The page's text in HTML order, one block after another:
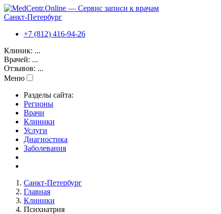
Санкт-Петербург
+7 (812) 416-94-26
Клиник: ...
Врачей: ...
Отзывов: ...
Меню
Разделы сайта:
Регионы
Врачи
Клиники
Услуги
Диагностика
Заболевания
Санкт-Петербург
Главная
Клиники
Психиатрия